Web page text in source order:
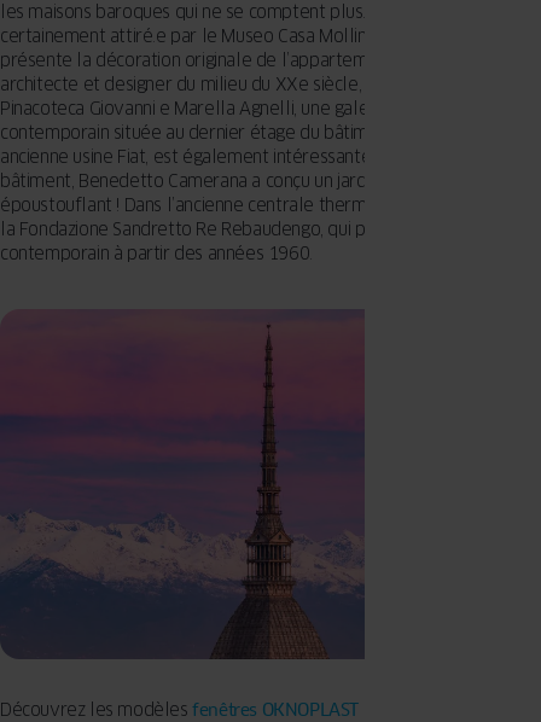
les maisons baroques qui ne se comptent plus. Vous serez
certainement attiré.e par le Museo Casa Mollino, un musée qui
présente la décoration originale de l’appartement du célèbre
architecte et designer du milieu du XXe siècle, Carlo Mollino. La
Pinacoteca Giovanni e Marella Agnelli, une galerie d’art
contemporain située au dernier étage du bâtiment Lingotto, une
ancienne usine Fiat, est également intéressante. Dans le même
bâtiment, Benedetto Camerana a conçu un jardin vivant sur le toit,
époustouflant ! Dans l’ancienne centrale thermique, vous trouverez
la Fondazione Sandretto Re Rebaudengo, qui présente de l’art
contemporain à partir des années 1960.
Découvrez les modèlesfenêtres OKNOPLAST >>